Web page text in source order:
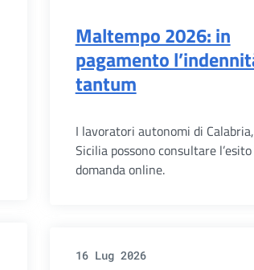
Maltempo 2026: in
pagamento
tantum
I lavoratori autonomi di
Sicilia possono consultare
domanda online.
16 Lug 2026